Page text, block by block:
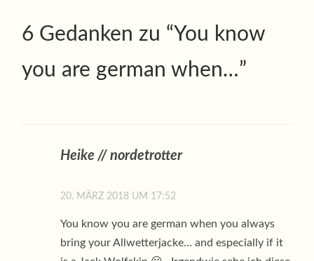
6 Gedanken zu “You know
you are german when…”
Heike // nordetrotter
20. MÄRZ 2018 UM 17:52
You know you are german when you always
bring your Allwetterjacke… and especially if it